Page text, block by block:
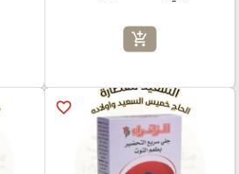
add_shopping_cart
favorite_border